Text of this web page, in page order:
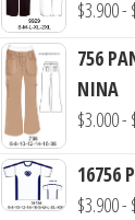
$3.900-
756
NINA
$3.000-
16756
$3.900-